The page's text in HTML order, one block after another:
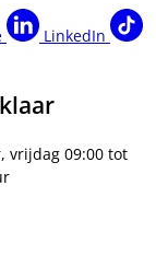
LinkedIn
vrijdag 09:00 tot